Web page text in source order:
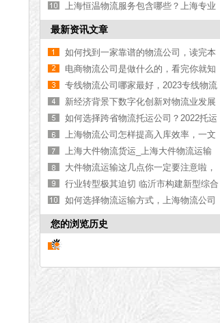
运输货物追踪方式【全网更新】
上海恒温物流服务包含哪些？上海专业
恒温物流服务项目介绍【今日更新】
最新资讯文章
如何找到一家靠谱的物流公司，读完本
文就明白了【知识普及】
电商物流公司是做什么的，看完你就知
道了[今日资讯]
专线物流公司哪家最好，2023专线物流
公司推荐【最新推荐】
新经济背景下数字化创新对物流业发展
水平的影响研究
如何选择跨省物流托运公司？2022托运
物流公司推荐[全网推荐]
上海物流公司怎样提高入库效率，一文
解答【最新更新】
上海大件物流货运_上海大件物流运输
公司「全网推荐」
大件物流运输这几点你一定要注意啦，
看完本文你就知道了【全网解说】
行业转型极其迫切 临沂市构建新型综合
商贸物流平台
如何选择物流运输方式，上海物流公司
告诉你运输方式特点[行业热点]
您的浏览历史